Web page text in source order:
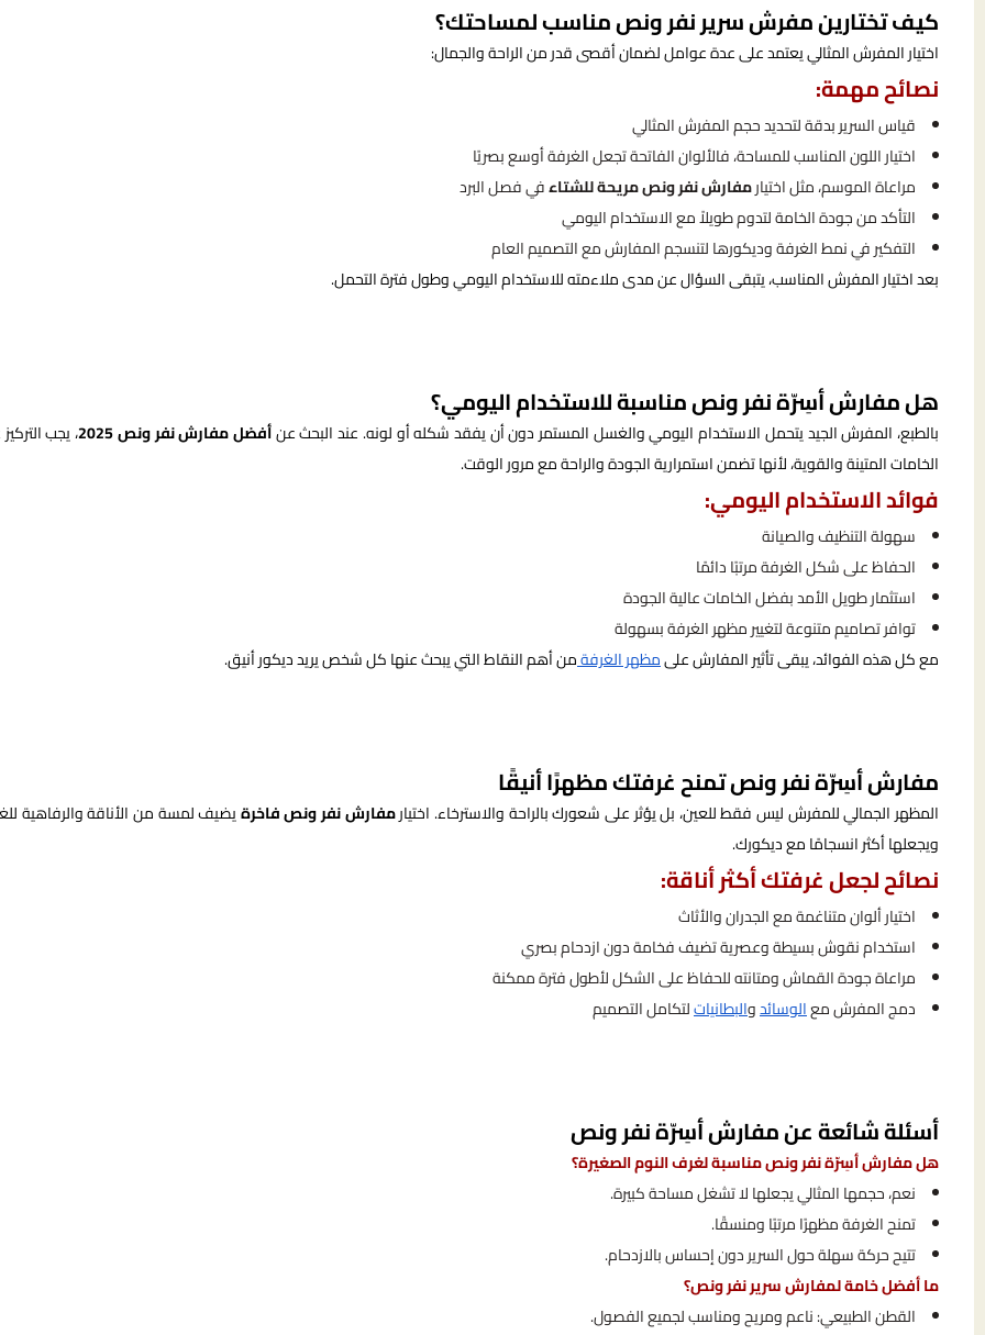
كيف تختارين مفرش سرير نفر ونص مناسب لمساحتك؟
اختيار المفرش المثالي يعتمد على عدة عوامل لضمان أقصى قدر من الراحة والجمال:
نصائح مهمة:
قياس السرير بدقة لتحديد حجم المفرش المثالي
اختيار اللون المناسب للمساحة، فالألوان الفاتحة تجعل الغرفة أوسع بصريًا
مراعاة الموسم، مثل اختيارمفارش نفر ونص مريحة للشتاءفي فصل البرد
التأكد من جودة الخامة لتدوم طويلاً مع الاستخدام اليومي
التفكير في نمط الغرفة وديكورها لتنسجم المفارش مع التصميم العام
بعد اختيار المفرش المناسب، يتبقى السؤال عن مدى ملاءمته للاستخدام اليومي وطول فترة التحمل.
هل مفارش أسِرّة نفر ونص مناسبة للاستخدام اليومي؟
بالطبع، المفرش الجيد يتحمل الاستخدام اليومي والغسل المستمر دون أن يفقد شكله أو لونه. عند البحث عنأفضل مفارش نفر ونص 2025
، يجب
الخامات المتينة والقوية، لأنها تضمن استمرارية الجودة والراحة مع مرور الوقت.
فوائد الاستخدام اليومي:
سهولة التنظيف والصيانة
الحفاظ على شكل الغرفة مرتبًا دائمًا
استثمار طويل الأمد بفضل الخامات عالية الجودة
توافر تصاميم متنوعة لتغيير مظهر الغرفة بسهولة
مع كل هذه الفوائد، يبقى تأثير المفارش علىمظهر الغرفةمن أهم النقاط التي يبحث عنها كل شخص يريد ديكور أنيق.
مفارش أسِرّة نفر ونص تمنح غرفتك مظهرًا أنيقًا
المظهر الجمالي للمفرش ليس فقط للعين، بل يؤثر على شعورك بالراحة والاسترخاء. اختيارمفارش نفر ونص فاخرةيضيف لمسة من الأناقة والرفاهية
ويجعلها أكثر انسجامًا مع ديكورك.
نصائح لجعل غرفتك أكثر أناقة:
اختيار ألوان متناغمة مع الجدران والأثاث
استخدام نقوش بسيطة وعصرية تضيف فخامة دون ازدحام بصري
مراعاة جودة القماش ومتانته للحفاظ على الشكل لأطول فترة ممكنة
دمج المفرش معالوسائدوالبطانياتلتكامل التصميم
أسئلة شائعة عن مفارش أسِرّة نفر ونص
هل مفارش أسِرّة نفر ونص مناسبة لغرف النوم الصغيرة؟
نعم، حجمها المثالي يجعلها لا تشغل مساحة كبيرة.
تمنح الغرفة مظهرًا مرتبًا ومنسقًا.
تتيح حركة سهلة حول السرير دون إحساس بالازدحام.
ما أفضل خامة لمفارش سرير نفر ونص؟
القطن الطبيعي: ناعم ومريح ومناسب لجميع الفصول.